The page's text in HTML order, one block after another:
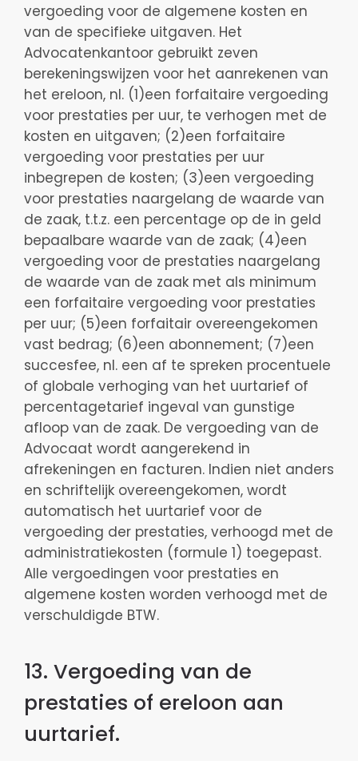
vergoeding voor de algemene kosten en
van de specifieke uitgaven. Het
Advocatenkantoor gebruikt zeven
berekeningswijzen voor het aanrekenen van
het ereloon, nl. (1)een forfaitaire vergoeding
voor prestaties per uur, te verhogen met de
kosten en uitgaven; (2)een forfaitaire
vergoeding voor prestaties per uur
inbegrepen de kosten; (3)een vergoeding
voor prestaties naargelang de waarde van
de zaak, t.t.z. een percentage op de in geld
bepaalbare waarde van de zaak; (4)een
vergoeding voor de prestaties naargelang
de waarde van de zaak met als minimum
een forfaitaire vergoeding voor prestaties
per uur; (5)een forfaitair overeengekomen
vast bedrag; (6)een abonnement; (7)een
succesfee, nl. een af te spreken procentuele
of globale verhoging van het uurtarief of
percentagetarief ingeval van gunstige
afloop van de zaak. De vergoeding van de
Advocaat wordt aangerekend in
afrekeningen en facturen. Indien niet anders
en schriftelijk overeengekomen, wordt
automatisch het uurtarief voor de
vergoeding der prestaties, verhoogd met de
administratiekosten (formule 1) toegepast.
Alle vergoedingen voor prestaties en
algemene kosten worden verhoogd met de
verschuldigde BTW.
13. Vergoeding van de
prestaties of ereloon aan
uurtarief.